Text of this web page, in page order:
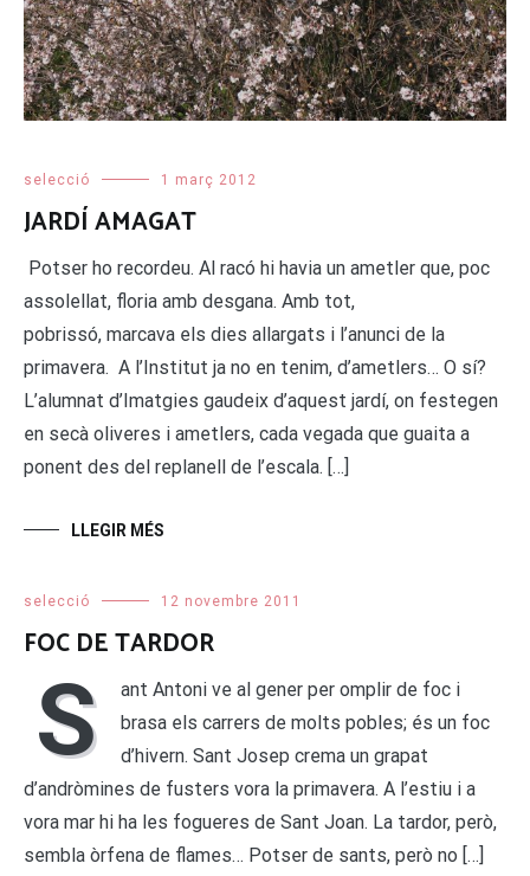
selecció 1 març 2012
JARDÍ AMAGAT
Potser ho recordeu. Al racó hi havia un ametler que, poc
assolellat, floria amb desgana. Amb tot,
pobrissó, marcava els dies allargats i l’anunci de la
primavera. A l’Institut ja no en tenim, d’ametlers… O sí?
L’alumnat d’Imatgies gaudeix d’aquest jardí, on festegen
en secà oliveres i ametlers, cada vegada que guaita a
ponent des del replanell de l’escala. […]
LLEGIR MÉS
selecció 12 novembre 2011
FOC DE TARDOR
S
ant Antoni ve al gener per omplir de foc i
brasa els carrers de molts pobles; és un foc
d’hivern. Sant Josep crema un grapat
d’andròmines de fusters vora la primavera. A l’estiu i a
vora mar hi ha les fogueres de Sant Joan. La tardor, però,
sembla òrfena de flames… Potser de sants, però no […]